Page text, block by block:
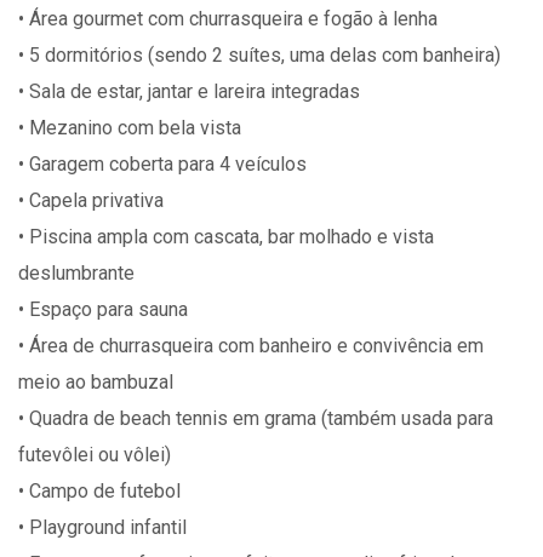
• Área gourmet com churrasqueira e fogão à lenha
• 5 dormitórios (sendo 2 suítes, uma delas com banheira)
• Sala de estar, jantar e lareira integradas
• Mezanino com bela vista
• Garagem coberta para 4 veículos
• Capela privativa
• Piscina ampla com cascata, bar molhado e vista
deslumbrante
• Espaço para sauna
• Área de churrasqueira com banheiro e convivência em
meio ao bambuzal
• Quadra de beach tennis em grama (também usada para
futevôlei ou vôlei)
• Campo de futebol
• Playground infantil